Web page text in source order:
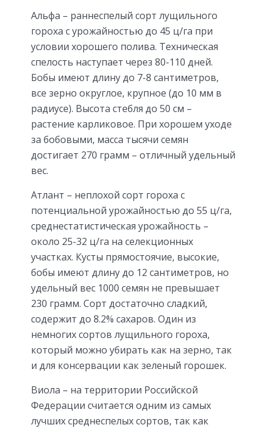
Альфа – раннеспелый сорт лущильного
гороха с урожайностью до 45 ц/га при
условии хорошего полива. Техническая
спелость наступает через 80-110 дней.
Бобы имеют длину до 7-8 сантиметров,
все зерно округлое, крупное (до 10 мм в
радиусе). Высота стебля до 50 см –
растение карликовое. При хорошем уходе
за бобовыми, масса тысячи семян
достигает 270 грамм – отличный удельный
вес.
Атлант – неплохой сорт гороха с
потенциальной урожайностью до 55 ц/га,
среднестатистическая урожайность –
около 25-32 ц/га на селекционных
участках. Кусты прямостоячие, высокие,
бобы имеют длину до 12 сантиметров, но
удельный вес 1000 семян не превышает
230 грамм. Сорт достаточно сладкий,
содержит до 8.2% сахаров. Один из
немногих сортов лущильного гороха,
который можно убирать как на зерно, так
и для консервации как зеленый горошек.
Виола – на территории Российской
Федерации считается одним из самых
лучших среднеспелых сортов, так как